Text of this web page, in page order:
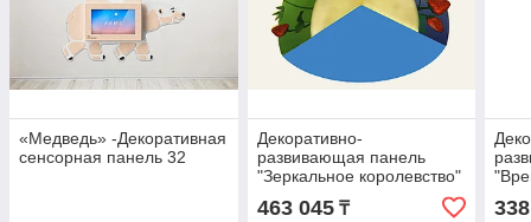
«Медведь» -Декоративная
сенсорная панель 32
Декоративно-
развивающая панель
"Зеркальное королевство"
463 045₸